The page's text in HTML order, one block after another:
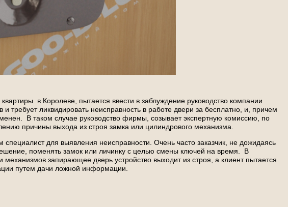
в Королеве, пытается ввести в заблуждение руководство компании
требует ликвидировать неисправность в работе двери за бесплатно, и, причем
В таком случае руководство фирмы, созывает экспертную комиссию, по
причины выхода из строя замка или цилиндрового механизма.
специалист для выявления неисправности. Очень часто заказчик, не дожидаясь
поменять замок или личинку с целью смены ключей на время. В
механизмов запирающее дверь устройство выходит из строя, а клиент пытается
путем дачи ложной информации.